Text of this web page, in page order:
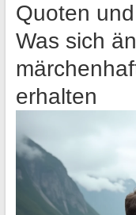
Quoten
Was sich
erhalten